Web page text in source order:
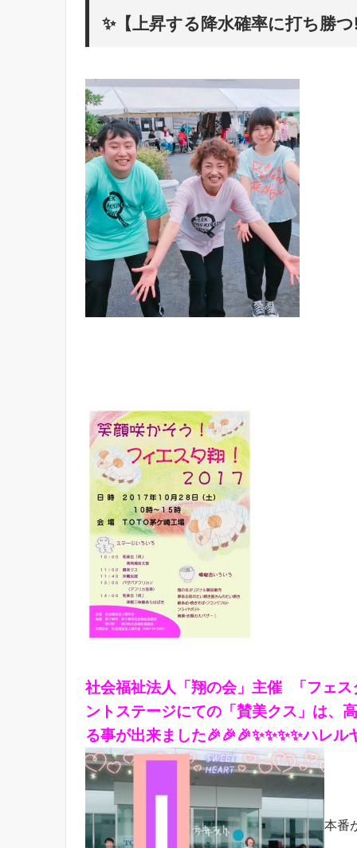
✨【上昇する降水確率に打ち勝
社会福祉法人「翔の会」主催 「フェ
ントステージにての「賛美クス」は、
る事が出来ました🎉🎉🎉✨✨✨✨ハレ
本番